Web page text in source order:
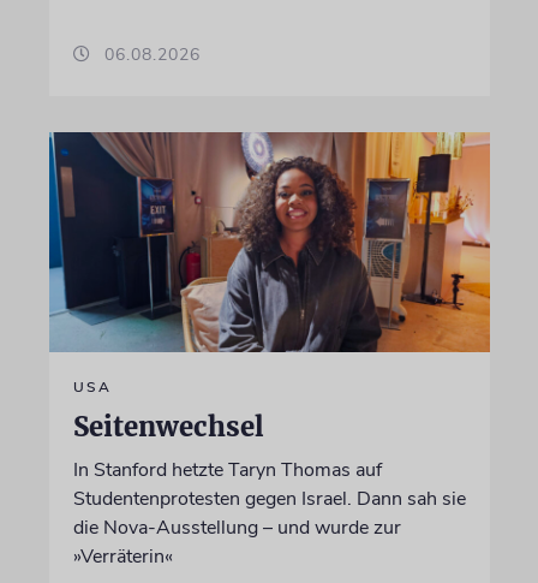
06.08.2026
USA
Seitenwechsel
In Stanford hetzte Taryn Thomas auf
Studentenprotesten gegen Israel. Dann sah sie
die Nova-Ausstellung – und wurde zur
»Verräterin«